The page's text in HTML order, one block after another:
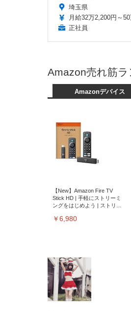
埼玉県
月給32万2,200円～
正社員
Amazon売れ筋
Amazonデバイス
【New】Amazon Fire TV
Stick HD | 手軽にストリーミ
ングをはじめよう | ストリー
￥6,980